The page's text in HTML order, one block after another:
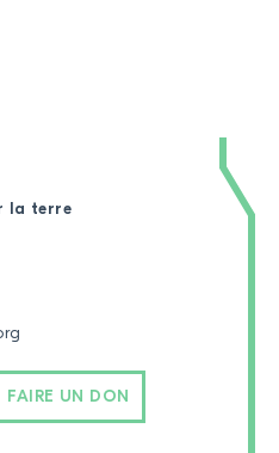
la terre
FAIRE UN DON